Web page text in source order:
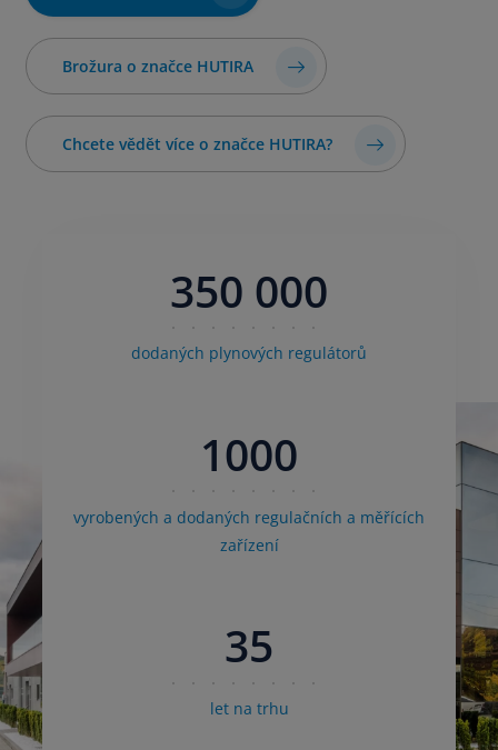
Brožura o značce HUTIRA
Chcete vědět více o značce HUTIRA?
350 000
dodaných plynových regulátorů
1000
vyrobených a dodaných regulačních a měřících
zařízení
35
let na trhu